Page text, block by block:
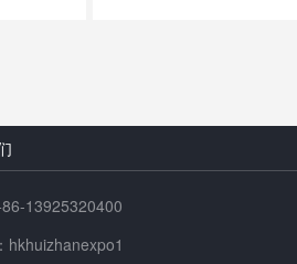
13925320400
hkhuizhanexpo1